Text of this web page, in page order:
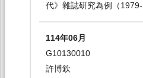
史學方法(下)[0205]
日間學士班-歷史系2
必修
代》雜誌研究為例（1979-
114年06月
G10130010
許博欽